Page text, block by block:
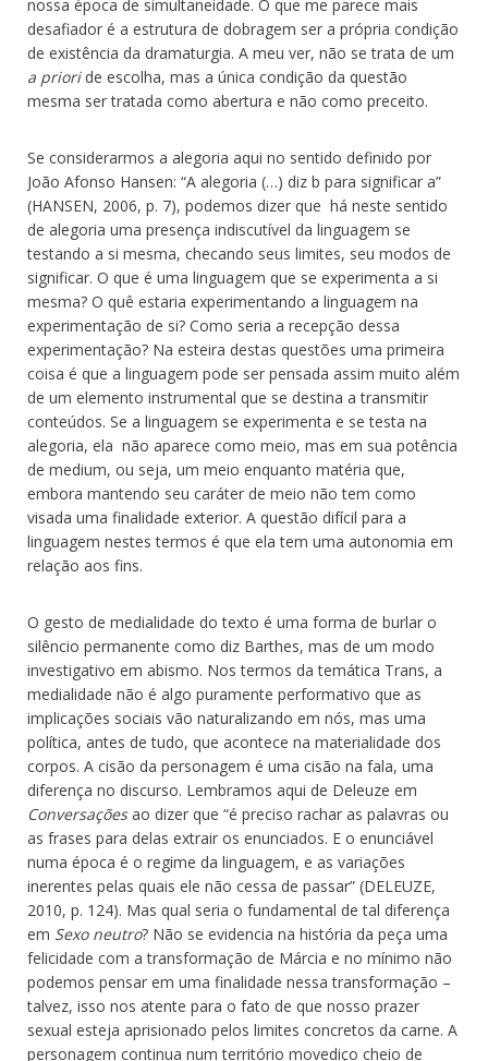
nossa época de simultaneidade. O que me parece mais
desafiador é a estrutura de dobragem ser a própria condição
de existência da dramaturgia. A meu ver, não se trata de um
a priori de escolha, mas a única condição da questão
mesma ser tratada como abertura e não como preceito.
Se considerarmos a alegoria aqui no sentido definido por
João Afonso Hansen: “A alegoria (…) diz b para significar a”
(HANSEN, 2006, p. 7), podemos dizer que há neste sentido
de alegoria uma presença indiscutível da linguagem se
testando a si mesma, checando seus limites, seu modos de
significar. O que é uma linguagem que se experimenta a si
mesma? O quê estaria experimentando a linguagem na
experimentação de si? Como seria a recepção dessa
experimentação? Na esteira destas questões uma primeira
coisa é que a linguagem pode ser pensada assim muito além
de um elemento instrumental que se destina a transmitir
conteúdos. Se a linguagem se experimenta e se testa na
alegoria, ela não aparece como meio, mas em sua potência
de medium, ou seja, um meio enquanto matéria que,
embora mantendo seu caráter de meio não tem como
visada uma finalidade exterior. A questão difícil para a
linguagem nestes termos é que ela tem uma autonomia em
relação aos fins.
O gesto de medialidade do texto é uma forma de burlar o
silêncio permanente como diz Barthes, mas de um modo
investigativo em abismo. Nos termos da temática Trans, a
medialidade não é algo puramente performativo que as
implicações sociais vão naturalizando em nós, mas uma
política, antes de tudo, que acontece na materialidade dos
corpos. A cisão da personagem é uma cisão na fala, uma
diferença no discurso. Lembramos aqui de Deleuze em
Conversaçõesao dizer que “é preciso rachar as palavras ou
as frases para delas extrair os enunciados. E o enunciável
numa época é o regime da linguagem, e as variações
inerentes pelas quais ele não cessa de passar” (DELEUZE,
2010, p. 124). Mas qual seria o fundamental de tal diferença
em Sexo neutro? Não se evidencia na história da peça uma
felicidade com a transformação de Márcia e no mínimo não
podemos pensar em uma finalidade nessa transformação –
talvez, isso nos atente para o fato de que nosso prazer
sexual esteja aprisionado pelos limites concretos da carne. A
personagem continua num território movediço cheio de